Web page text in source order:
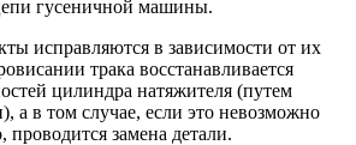
гусеничной машины.
исправляются в зависимости от их
трака восстанавливается
цилиндра натяжителя (путем
а в том случае, если это невозможно
проводится замена детали.